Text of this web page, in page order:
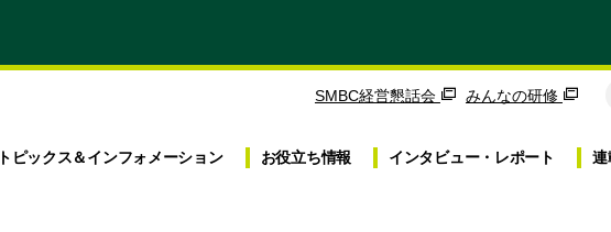
SMBC経営懇話会 みんなの研修
トピックス＆インフォメーション お役立ち情報 インタビュー・ レポート 連